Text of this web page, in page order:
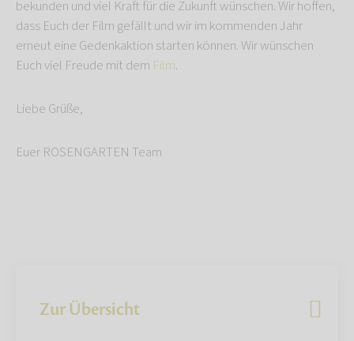
bekunden und viel Kraft für die Zukunft wünschen. Wir hoffen,
dass Euch der Film gefällt und wir im kommenden Jahr
erneut eine Gedenkaktion starten können. Wir wünschen
Euch viel Freude mit dem Film.
Liebe Grüße,
Euer ROSENGARTEN Team
Zur Übersicht